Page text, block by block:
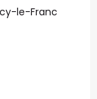
le-Franc